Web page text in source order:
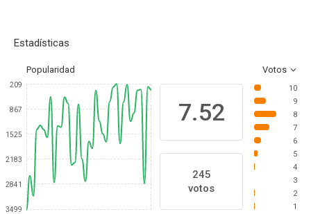
Estadísticas
Popularidad Votos
209
867
1525
2183
2841
3499
7.52
245
votos
10
9
8
7
6
5
4
3
2
1